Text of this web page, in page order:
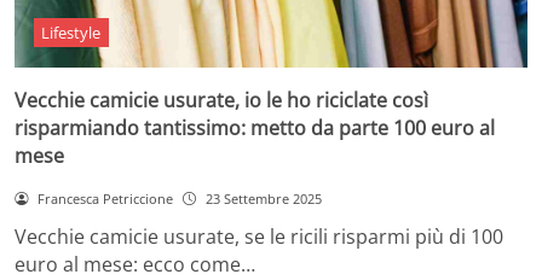
Lifestyle
Vecchie camicie usurate, io le ho riciclate così
risparmiando tantissimo: metto da parte 100 euro al
mese
Francesca Petriccione 23 Settembre 2025
Vecchie camicie usurate, se le ricili risparmi più di 100
euro al mese: ecco come…